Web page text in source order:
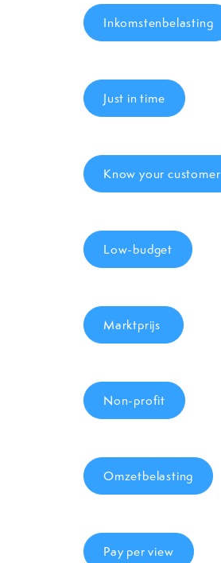
Inkomstenbelasting
Just in time
Know your customer
Low-budget
Marktprijs
Non-profit
Omzetbelasting
Pay per view